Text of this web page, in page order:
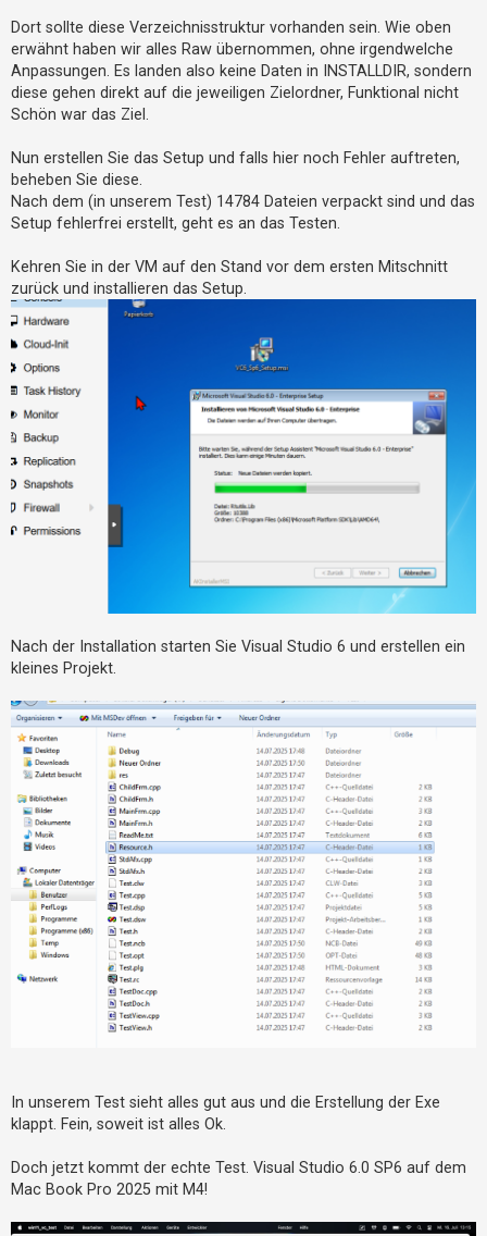
Dort sollte diese Verzeichnisstruktur vorhanden sein. Wie oben
erwähnt haben wir alles Raw übernommen, ohne irgendwelche
Anpassungen. Es landen also keine Daten in INSTALLDIR, sondern
diese gehen direkt auf die jeweiligen Zielordner, Funktional nicht
Schön war das Ziel.
Nun erstellen Sie das Setup und falls hier noch Fehler auftreten,
beheben Sie diese.
Nach dem (in unserem Test) 14784 Dateien verpackt sind und das
Setup fehlerfrei erstellt, geht es an das Testen.
Kehren Sie in der VM auf den Stand vor dem ersten Mitschnitt
zurück und installieren das Setup.
Nach der Installation starten Sie Visual Studio 6 und erstellen ein
kleines Projekt.
In unserem Test sieht alles gut aus und die Erstellung der Exe
klappt. Fein, soweit ist alles Ok.
Doch jetzt kommt der echte Test. Visual Studio 6.0 SP6 auf dem
Mac Book Pro 2025 mit M4!